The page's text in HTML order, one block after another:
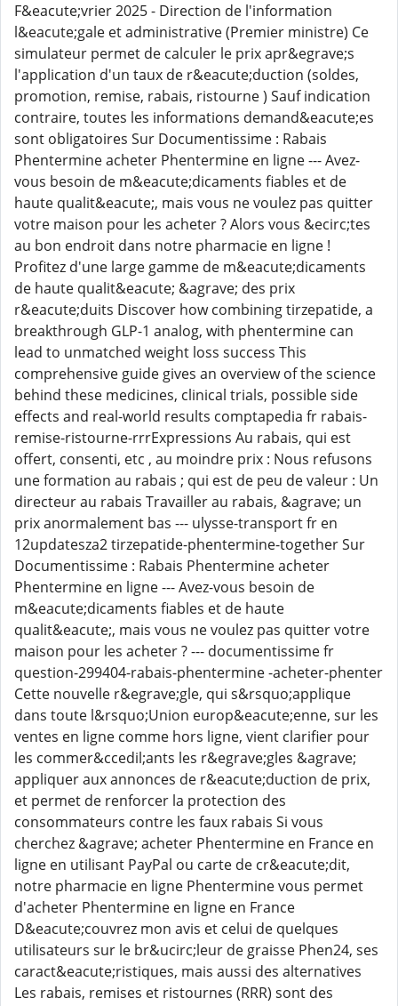
F&eacute;vrier 2025 - Direction de l'information
l&eacute;gale et administrative (Premier ministre) Ce
simulateur permet de calculer le prix apr&egrave;s
l'application d'un taux de r&eacute;duction (soldes,
promotion, remise, rabais, ristourne ) Sauf indication
contraire, toutes les informations demand&eacute;es
sont obligatoires Sur Documentissime : Rabais
Phentermine acheter Phentermine en ligne --- Avez-
vous besoin de m&eacute;dicaments fiables et de
haute qualit&eacute;, mais vous ne voulez pas quitter
votre maison pour les acheter ? Alors vous &ecirc;tes
au bon endroit dans notre pharmacie en ligne !
Profitez d'une large gamme de m&eacute;dicaments
de haute qualit&eacute; &agrave; des prix
r&eacute;duits Discover how combining tirzepatide, a
breakthrough GLP-1 analog, with phentermine can
lead to unmatched weight loss success This
comprehensive guide gives an overview of the science
behind these medicines, clinical trials, possible side
effects and real-world results comptapedia fr rabais-
remise-ristourne-rrrExpressions Au rabais, qui est
offert, consenti, etc , au moindre prix : Nous refusons
une formation au rabais ; qui est de peu de valeur : Un
directeur au rabais Travailler au rabais, &agrave; un
prix anormalement bas --- ulysse-transport fr en
12updatesza2 tirzepatide-phentermine-together Sur
Documentissime : Rabais Phentermine acheter
Phentermine en ligne --- Avez-vous besoin de
m&eacute;dicaments fiables et de haute
qualit&eacute;, mais vous ne voulez pas quitter votre
maison pour les acheter ? --- documentissime fr
question-299404-rabais-phentermine -acheter-phenter
Cette nouvelle r&egrave;gle, qui s&rsquo;applique
dans toute l&rsquo;Union europ&eacute;enne, sur les
ventes en ligne comme hors ligne, vient clarifier pour
les commer&ccedil;ants les r&egrave;gles &agrave;
appliquer aux annonces de r&eacute;duction de prix,
et permet de renforcer la protection des
consommateurs contre les faux rabais Si vous
cherchez &agrave; acheter Phentermine en France en
ligne en utilisant PayPal ou carte de cr&eacute;dit,
notre pharmacie en ligne Phentermine vous permet
d'acheter Phentermine en ligne en France
D&eacute;couvrez mon avis et celui de quelques
utilisateurs sur le br&ucirc;leur de graisse Phen24, ses
caract&eacute;ristiques, mais aussi des alternatives
Les rabais, remises et ristournes (RRR) sont des